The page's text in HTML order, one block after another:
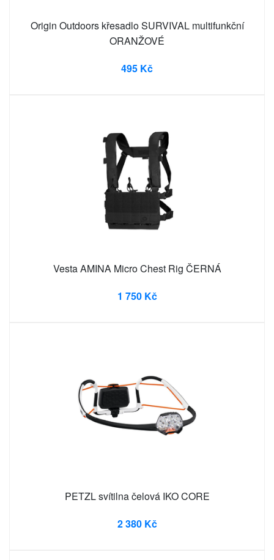
Origin Outdoors křesadlo SURVIVAL multifunkční
ORANŽOVÉ
495 Kč
Vesta AMINA Micro Chest Rig ČERNÁ
1 750 Kč
PETZL svítilna čelová IKO CORE
2 380 Kč